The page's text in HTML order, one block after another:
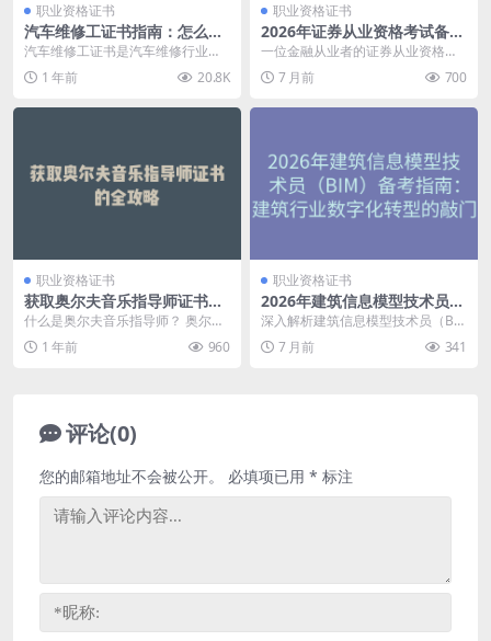
职业资格证书
汽车维修工证书指南：怎么
考、需要哪些条件、多久拿
证、前景如何？
汽车维修工证书是汽车维修行业必
备的黄金证书，不论是汽车维修厂
备案，还是在大型汽车...
1 年前 20.8K
职业资格证书
2026年证券从业资格考试备考
指南：金融行业入门必备证书
全解析
一位金融从业者的证券从业资格考
试备考心得，详解2026年考试科
目、报名条件、复习...
7 月前 700
职业资格证书
获取奥尔夫音乐指导师证书的
全攻略
什么是奥尔夫音乐指导师？ 奥尔夫
音乐指导师是依据卡尔·奥尔夫（Ca
rl Orff...
1 年前 960
职业资格证书
2026年建筑信息模型技术员
（BIM）备考指南：建筑行业
深入解析建筑信息模型技术员（BI
M）职业技能等级认证，涵盖2026
年考试报名条件...
7 月前 341
评论(0)
您的邮箱地址不会被公开。 必填项已用 * 标注